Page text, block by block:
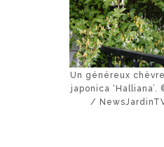
Un généreux
japonica ‘Halliana’.
/